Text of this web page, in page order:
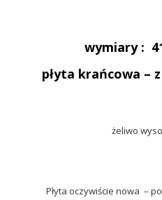
wymiary :
płyta krańcowa –
żeliwo
Płyta oczywiście nowa –